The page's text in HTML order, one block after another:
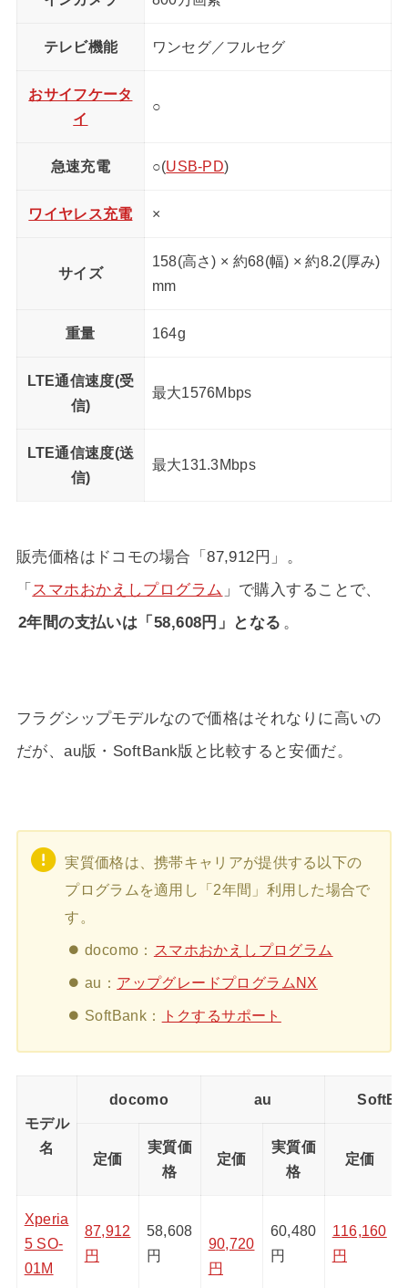
テレビ機能 ワンセグ／フルセグ
おサイフケータ
イ
○
急速充電 ○(USB-PD)
ワイヤレス充電 ×
サイズ
158(高さ) × 約68(幅) × 約8.2(厚み)
mm
重量 164g
LTE通信速度(受
信)
最大1576Mbps
LTE通信速度(送
信)
最大131.3Mbps
販売価格はドコモの場合「87,912円」。
「 スマホおかえしプログラム 」で購入することで、
2年間の支払いは「58,608円」となる 。
フラグシップモデルなので価格はそれなりに高いの
だが、au版・SoftBank版と比較すると安価だ。
実質価格は、携帯キャリアが提供する以下の
プログラムを適用し「2年間」利用した場合で
す。
docomo： スマホおかえしプログラム
au： アップグレードプログラムNX
SoftBank：
トクするサポート
モデル
名
docomo au
定価
実質価
格
定価
実質価
格
定価
Xperia
5 SO-
01M
87,912
円
58,608
円
90,720
円
60,480
円
116,160
円